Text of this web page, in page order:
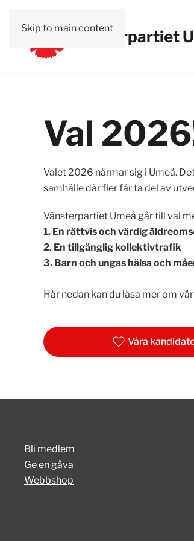
Skip to main contentVänsterpartiet
Val
Valet 2026 närmar sig i Umeå.
samhälle där fler får ta del av
Vänsterpartiet Umeå går till val
1. En rättvis och värdig
2. En tillgänglig kollektivtrafik
3. Barn och ungas hälsa och
Här nedan kan du läsa mer om
Våra
Bli medlem
Ge en gåva
Webbshop